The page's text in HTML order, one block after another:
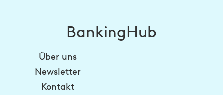
BankingHub
Über uns
Newsletter
Kontakt